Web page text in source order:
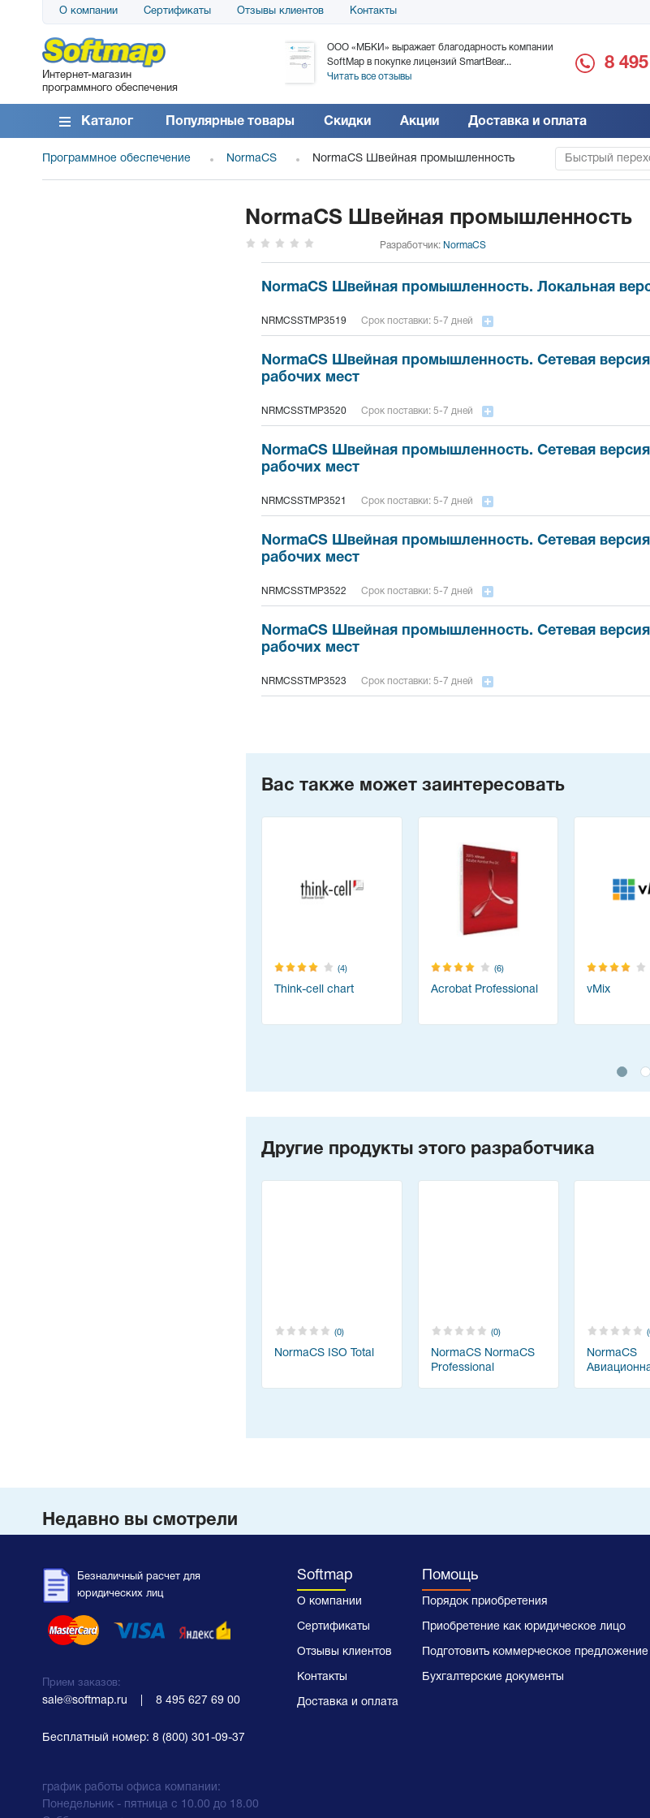
О компании Сертификаты Отзывы клиентов Контакты
Интернет-магазин
программного обеспечения
АО «АТС» благодарит компанию SoftMap за
поставку программного обеспечения SolarWinds
DameWare...
Читать все отзывы
ООО «МБКИ» выражает благодарность компании
SoftMap в покупке лицензий SmartBear...
Читать все отзывы
8
Каталог Популярные товары Скидки Акции Доставка и оплата
Программное обеспечение NormaCS NormaCS Швейная промышленность Быстрый
NormaCS Швейная промышленность
Разработчик: NormaCS
NormaCS Швейная промышленность. Локальная
NRMCSSTMP3519 Срок поставки: 5-7 дней
NormaCS Швейная промышленность. Сетевая
рабочих мест
NRMCSSTMP3520 Срок поставки: 5-7 дней
NormaCS Швейная промышленность. Сетевая
рабочих мест
NRMCSSTMP3521 Срок поставки: 5-7 дней
NormaCS Швейная промышленность. Сетевая
рабочих мест
NRMCSSTMP3522 Срок поставки: 5-7 дней
NormaCS Швейная промышленность. Сетевая
рабочих мест
NRMCSSTMP3523 Срок поставки: 5-7 дней
Вас также может заинтересовать
(4)
Think-cell chart
(6)
Acrobat Professional vMix
Другие продукты этого разработчика
(0)
NormaCS ISO Total
(0)
NormaCS NormaCS
Professional
NormaCS
Недавно вы смотрели
Безналичный расчет для
юридических лиц
Прием заказов:
sale@softmap.ru 8 495 627 69 00
Бесплатный номер: 8 (800) 301-09-37
график работы офиса компании:
Понедельник - пятница с 10.00 до 18.00
Softmap
О компании
Сертификаты
Отзывы клиентов
Контакты
Доставка и оплата
Помощь
Порядок приобретения
Приобретение как юридическое лицо
Подготовить коммерческое предложение
Бухгалтерские документы